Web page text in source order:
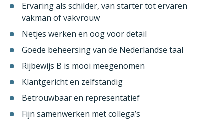
Ervaring als schilder, van starter tot ervaren
vakman of vakvrouw
Netjes werken en oog voor detail
Goede beheersing van de Nederlandse taal
Rijbewijs B is mooi meegenomen
Klantgericht en zelfstandig
Betrouwbaar en representatief
Fijn samenwerken met collega’s